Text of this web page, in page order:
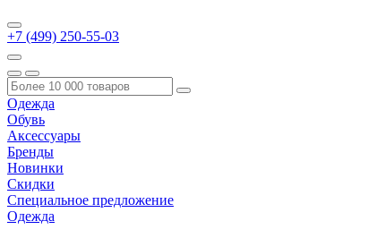
+7 (499) 250-55-03
Одежда
Обувь
Аксессуары
Бренды
Новинки
Скидки
Специальное предложение
Одежда